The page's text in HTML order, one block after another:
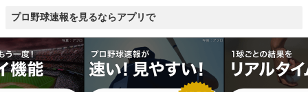
プロ野球速報を見るならアプリで